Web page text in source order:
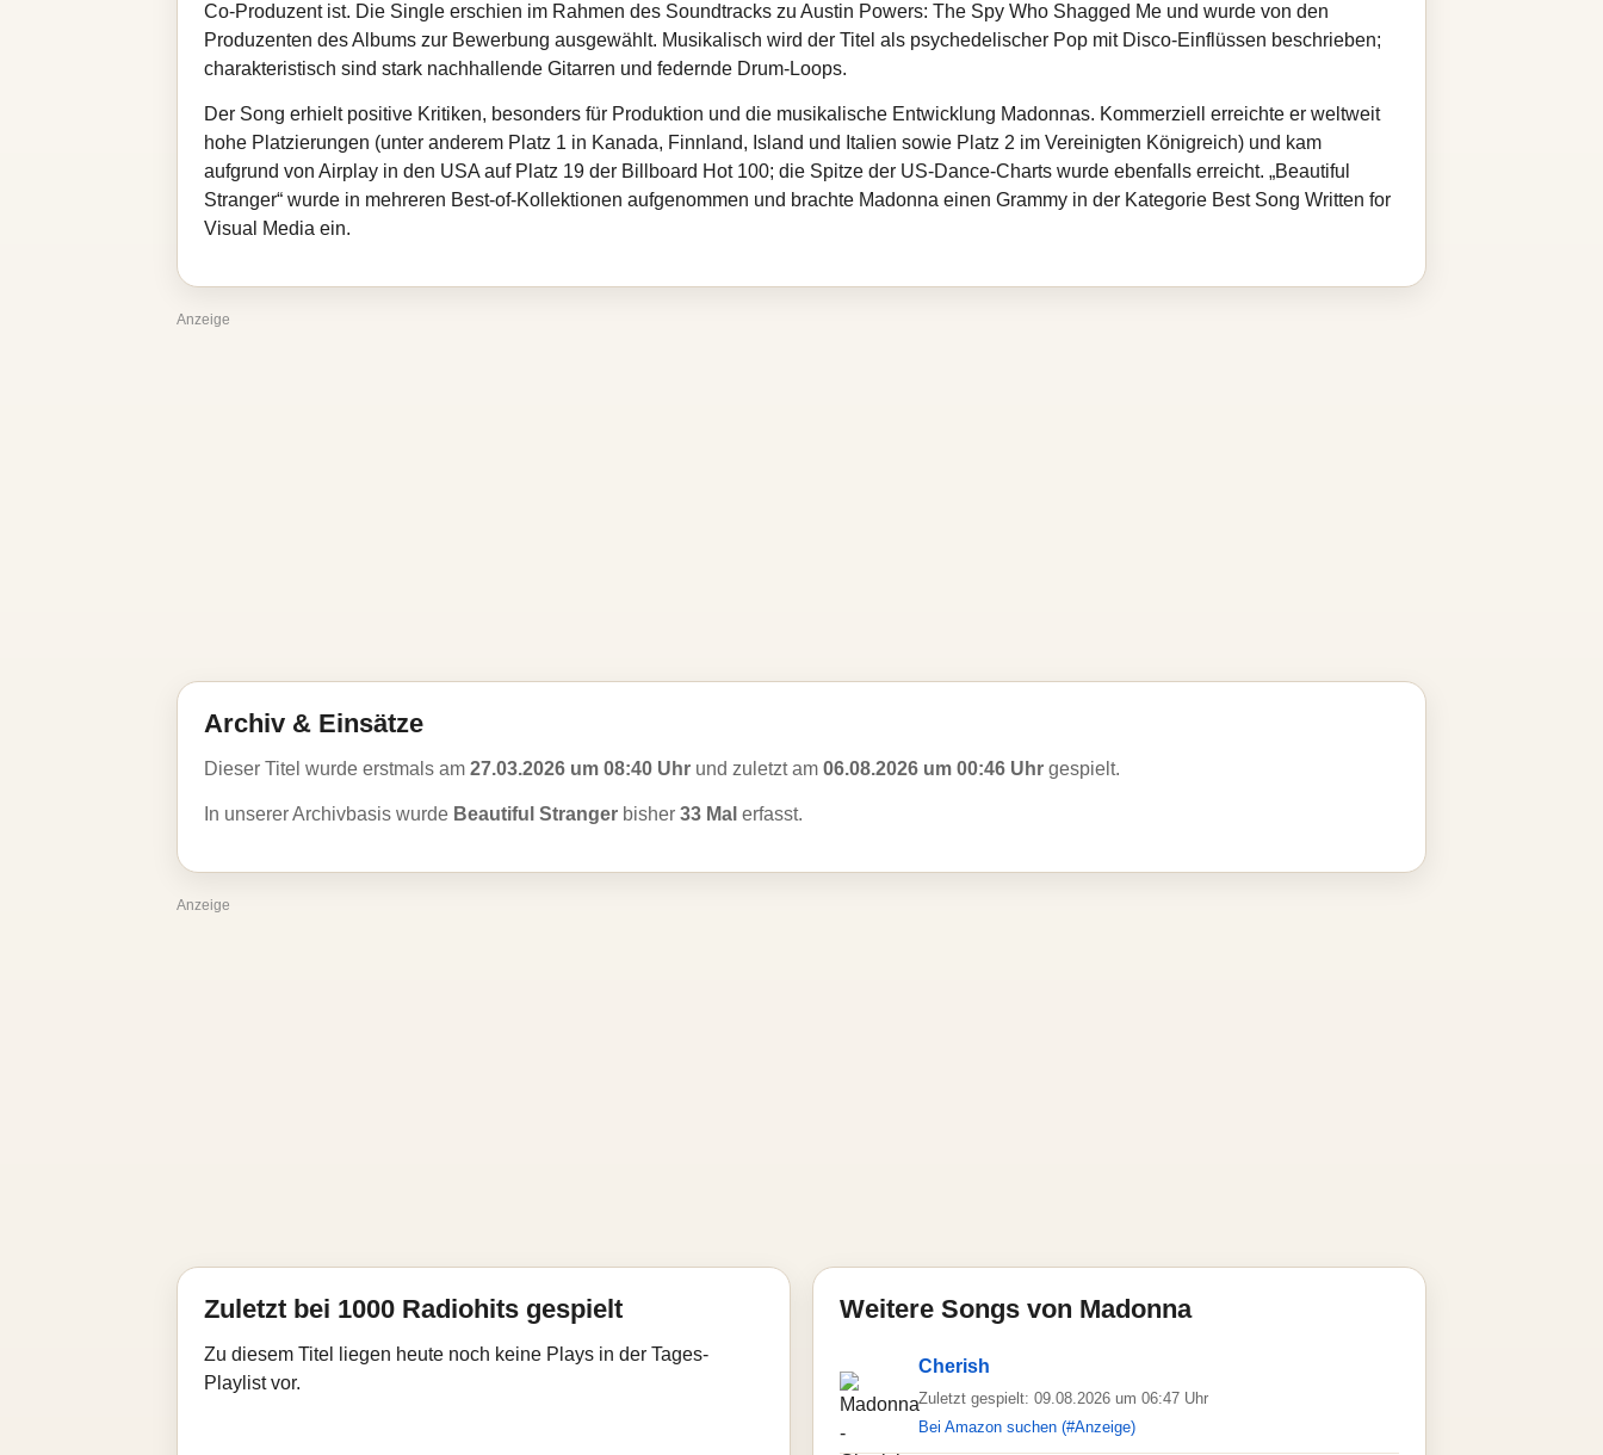
Co-Produzent ist. Die Single erschien im Rahmen des Soundtracks zu Austin Powers: The Spy Who Shagged Me und wurde von den
Produzenten des Albums zur Bewerbung ausgewählt. Musikalisch wird der Titel als psychedelischer Pop mit Disco-Einflüssen beschrieben;
charakteristisch sind stark nachhallende Gitarren und federnde Drum-Loops.
Der Song erhielt positive Kritiken, besonders für Produktion und die musikalische Entwicklung Madonnas. Kommerziell erreichte er weltweit
hohe Platzierungen (unter anderem Platz 1 in Kanada, Finnland, Island und Italien sowie Platz 2 im Vereinigten Königreich) und kam
aufgrund von Airplay in den USA auf Platz 19 der Billboard Hot 100; die Spitze der US-Dance-Charts wurde ebenfalls erreicht. „Beautiful
Stranger“ wurde in mehreren Best-of-Kollektionen aufgenommen und brachte Madonna einen Grammy in der Kategorie Best Song Written for
Visual Media ein.
Anzeige
Archiv & Einsätze
Dieser Titel wurde erstmals am 27.03.2026 um 08:40 Uhr und zuletzt am 06.08.2026 um 00:46 Uhr gespielt.
In unserer Archivbasis wurde Beautiful Stranger bisher 33 Mal erfasst.
Anzeige
Zuletzt bei 1000 Radiohits gespielt
Zu diesem Titel liegen heute noch keine Plays in der Tages-
Playlist vor.
Weitere Songs von Madonna
Cherish
Zuletzt gespielt: 09.08.2026 um 06:47 Uhr
Bei Amazon suchen (#Anzeige)